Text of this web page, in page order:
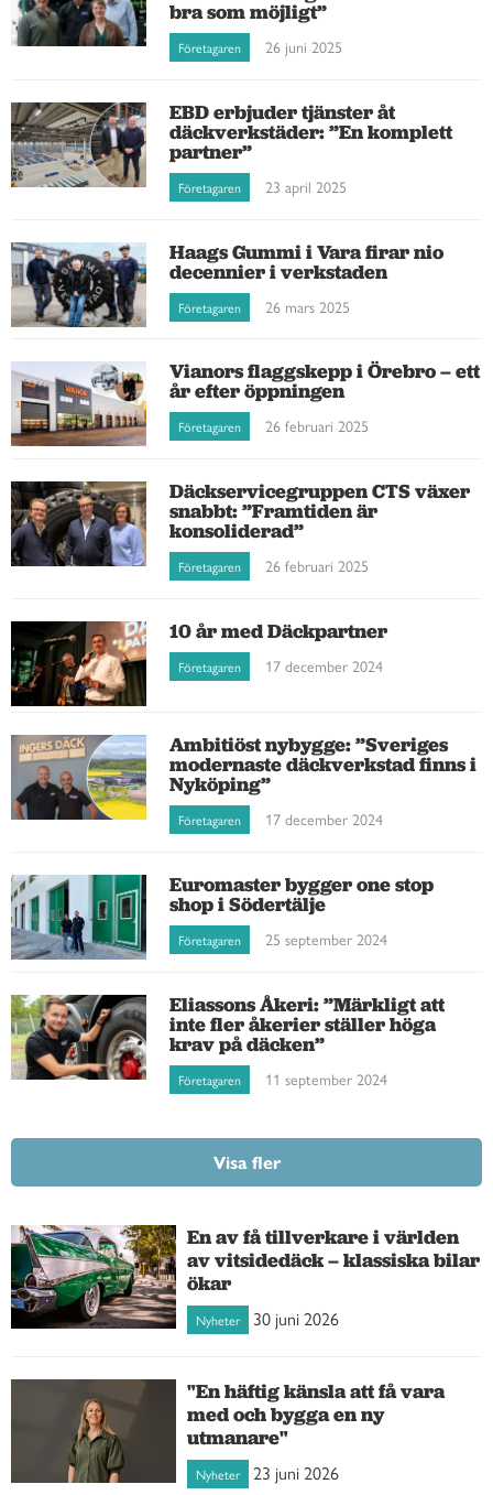
bra som möjligt”
Företagaren 26 juni 2025
EBD erbjuder tjänster åt
däckverkstäder: ”En komplett
partner”
Företagaren 23 april 2025
Haags Gummi i Vara firar nio
decennier i verkstaden
Företagaren 26 mars 2025
Vianors flaggskepp i Örebro – ett
år efter öppningen
Företagaren 26 februari 2025
Däckservicegruppen CTS växer
snabbt: ”Framtiden är
konsoliderad”
Företagaren 26 februari 2025
10 år med Däckpartner
Företagaren 17 december 2024
Ambitiöst nybygge: ”Sveriges
modernaste däckverkstad finns i
Nyköping”
Företagaren 17 december 2024
Euromaster bygger one stop
shop i Södertälje
Företagaren 25 september 2024
Eliassons Åkeri: ”Märkligt att
inte fler åkerier ställer höga
krav på däcken”
Företagaren 11 september 2024
Visa fler
En av få tillverkare i världen
av vitsidedäck – klassiska bilar
ökar
Nyheter 30 juni 2026
"En häftig känsla att få vara
med och bygga en ny
utmanare"
Nyheter 23 juni 2026